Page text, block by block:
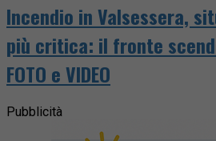
Incendio in Valsessera,
più critica: il fronte
FOTO e VIDEO
Pubblicità